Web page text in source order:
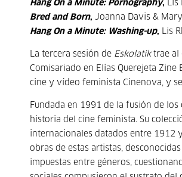
Hang On a Minute: Pornography, Lis
Bred and Born, Joanna Davis & Mary
Hang On a Minute: Washing-up, Lis
La tercera sesión de Eskolatiktrae al
Comisariado en Elías Querejeta Zine
cine y vídeo feminista Cinenova, y
Fundada en 1991 de la fusión de
historia del cine feminista. Su
internacionales datados entre 1912
obras de estas artistas,
impuestas entre géneros,